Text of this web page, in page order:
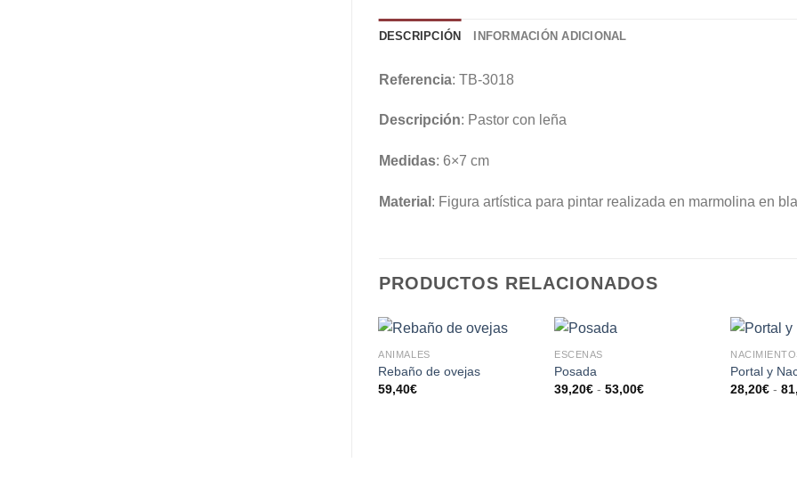
DESCRIPCIÓN INFORMACIÓN ADICIONAL
Referencia: TB-3018
Descripción: Pastor con leña
Medidas: 6×7 cm
Material : Figura artística para pintar realizada en marmolina en
PRODUCTOS RELACIONADOS
ANIMALES
Rebaño de ovejas
59,40€
ESCENAS
Posada
39,20€ - 53,00€
Portal y
28,20€ -